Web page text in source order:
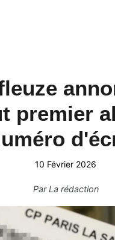
premier
10 Février 2026
ParLa rédaction